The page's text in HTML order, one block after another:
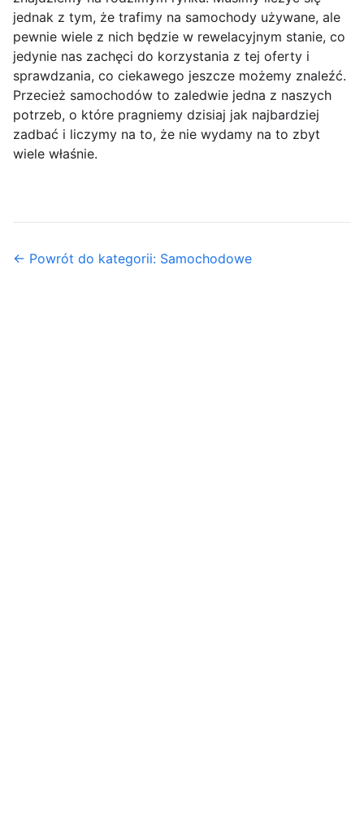
jednak z tym, że trafimy na samochody używane, ale
pewnie wiele z nich będzie w rewelacyjnym stanie, co
jedynie nas zachęci do korzystania z tej oferty i
sprawdzania, co ciekawego jeszcze możemy znaleźć.
Przecież samochodów to zaledwie jedna z naszych
potrzeb, o które pragniemy dzisiaj jak najbardziej
zadbać i liczymy na to, że nie wydamy na to zbyt
wiele właśnie.
← Powrót do kategorii: Samochodowe